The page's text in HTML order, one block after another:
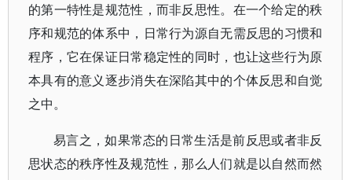
的第一特性是规范性，而非反思性。在一个给定的秩
序和规范的体系中，日常行为源自无需反思的习惯和
程序，它在保证日常稳定性的同时，也让这些行为原
本具有的意义逐步消失在深陷其中的个体反思和自觉
之中。
易言之，如果常态的日常生活是前反思或者非反
思状态的秩序性及规范性，那么人们就是以自然而然